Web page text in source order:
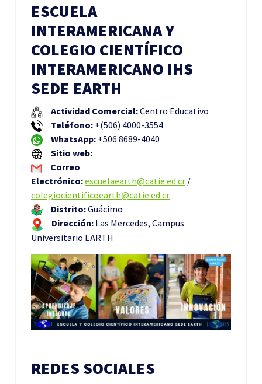
ESCUELA
INTERAMERICANA Y
COLEGIO CIENTÍFICO
INTERAMERICANO IHS
SEDE EARTH
Actividad Comercial:Centro Educativo
Teléfono: +(506) 4000-3554
WhatsApp: +506 8689-4040
Sitio web:
Correo
Electrónico:escuelaearth@catie.ed.cr /
colegiocientificoearth@catie.ed.cr
Distrito:Guácimo
Dirección: Las Mercedes, Campus
Universitario EARTH
REDES SOCIALES